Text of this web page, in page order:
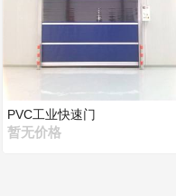
PVC工业快速门
暂无价格